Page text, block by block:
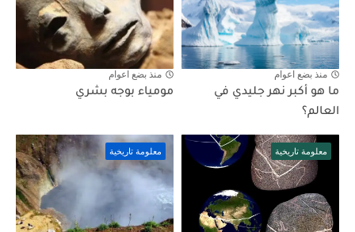
منذ بضع اعوام
ما هو أكبر نهر جليدي في
العالم؟
منذ بضع اعوام
مومياء بوجه بشري
معلومة تاريخية معلومة تاريخية